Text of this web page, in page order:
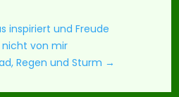
inspiriert und Freude
von mir
Regen und Sturm →